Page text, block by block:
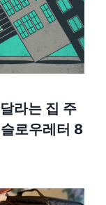
라는 집 주
로우레터 8